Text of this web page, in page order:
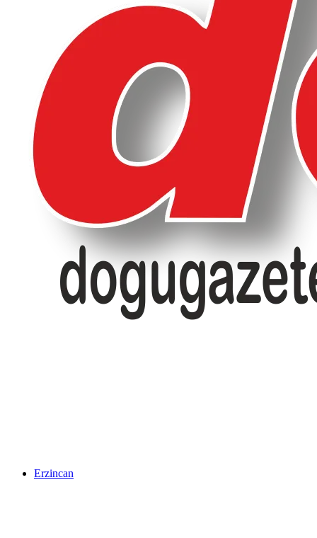
Erzincan